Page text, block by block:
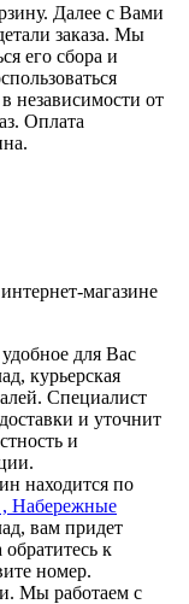
Далее с Вами
заказа. Мы
его сбора и
независимости от
Оплата
магазине
для Вас
курьерская
Специалист
и уточнит
и
находится по
Набережные
вам придет
к
номер.
Мы работаем с